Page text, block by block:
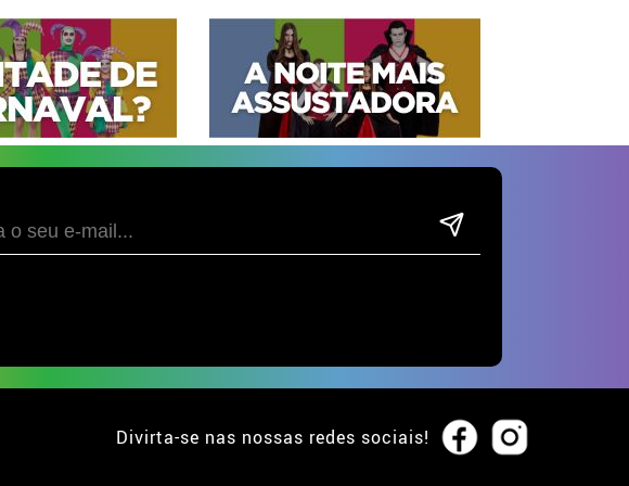
Divirta-se nas nossas redes sociais!